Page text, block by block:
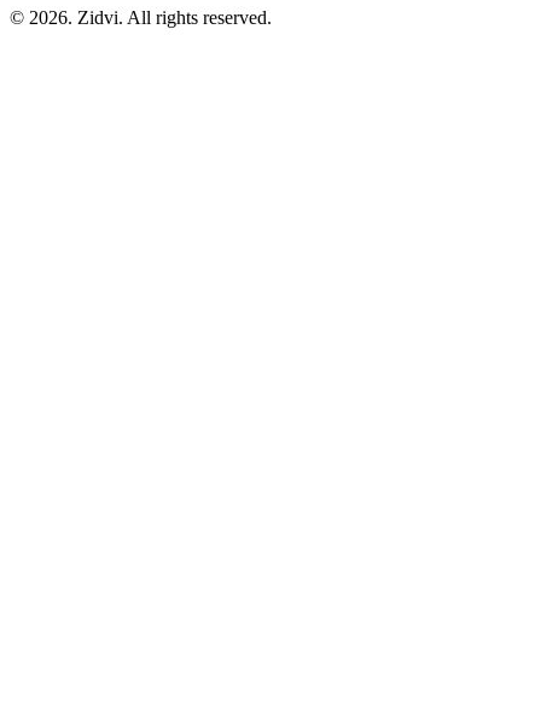
© 2026. Zidvi. All rights reserved.